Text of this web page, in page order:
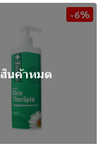
-6%
สินค้าหมด